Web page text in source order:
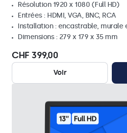
Résolution 1920 x 1080 (Full HD)
Entrées : HDMI, VGA, BNC, RCA
Installation : encastrable, murale
Dimensions : 279 x 179 x 35 mm
CHF 399,00
Voir